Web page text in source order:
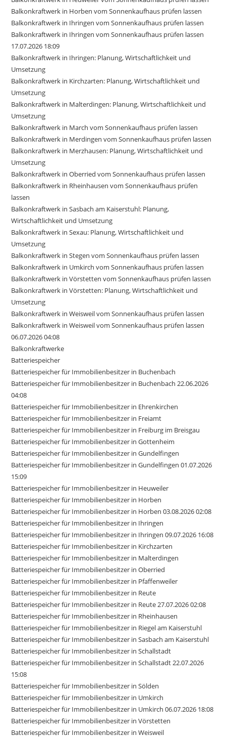
Balkonkraftwerk in Horben vom Sonnenkaufhaus prüfen lassen
Balkonkraftwerk in Ihringen vom Sonnenkaufhaus prüfen lassen
Balkonkraftwerk in Ihringen vom Sonnenkaufhaus prüfen lassen
17.07.2026 18:09
Balkonkraftwerk in Ihringen: Planung, Wirtschaftlichkeit und
Umsetzung
Balkonkraftwerk in Kirchzarten: Planung, Wirtschaftlichkeit und
Umsetzung
Balkonkraftwerk in Malterdingen: Planung, Wirtschaftlichkeit und
Umsetzung
Balkonkraftwerk in March vom Sonnenkaufhaus prüfen lassen
Balkonkraftwerk in Merdingen vom Sonnenkaufhaus prüfen lassen
Balkonkraftwerk in Merzhausen: Planung, Wirtschaftlichkeit und
Umsetzung
Balkonkraftwerk in Oberried vom Sonnenkaufhaus prüfen lassen
Balkonkraftwerk in Rheinhausen vom Sonnenkaufhaus prüfen
lassen
Balkonkraftwerk in Sasbach am Kaiserstuhl: Planung,
Wirtschaftlichkeit und Umsetzung
Balkonkraftwerk in Sexau: Planung, Wirtschaftlichkeit und
Umsetzung
Balkonkraftwerk in Stegen vom Sonnenkaufhaus prüfen lassen
Balkonkraftwerk in Umkirch vom Sonnenkaufhaus prüfen lassen
Balkonkraftwerk in Vörstetten vom Sonnenkaufhaus prüfen lassen
Balkonkraftwerk in Vörstetten: Planung, Wirtschaftlichkeit und
Umsetzung
Balkonkraftwerk in Weisweil vom Sonnenkaufhaus prüfen lassen
Balkonkraftwerk in Weisweil vom Sonnenkaufhaus prüfen lassen
06.07.2026 04:08
Balkonkraftwerke
Batteriespeicher
Batteriespeicher für Immobilienbesitzer in Buchenbach
Batteriespeicher für Immobilienbesitzer in Buchenbach 22.06.2026
04:08
Batteriespeicher für Immobilienbesitzer in Ehrenkirchen
Batteriespeicher für Immobilienbesitzer in Freiamt
Batteriespeicher für Immobilienbesitzer in Freiburg im Breisgau
Batteriespeicher für Immobilienbesitzer in Gottenheim
Batteriespeicher für Immobilienbesitzer in Gundelfingen
Batteriespeicher für Immobilienbesitzer in Gundelfingen 01.07.2026
15:09
Batteriespeicher für Immobilienbesitzer in Heuweiler
Batteriespeicher für Immobilienbesitzer in Horben
Batteriespeicher für Immobilienbesitzer in Horben 03.08.2026 02:08
Batteriespeicher für Immobilienbesitzer in Ihringen
Batteriespeicher für Immobilienbesitzer in Ihringen 09.07.2026 16:08
Batteriespeicher für Immobilienbesitzer in Kirchzarten
Batteriespeicher für Immobilienbesitzer in Malterdingen
Batteriespeicher für Immobilienbesitzer in Oberried
Batteriespeicher für Immobilienbesitzer in Pfaffenweiler
Batteriespeicher für Immobilienbesitzer in Reute
Batteriespeicher für Immobilienbesitzer in Reute 27.07.2026 02:08
Batteriespeicher für Immobilienbesitzer in Rheinhausen
Batteriespeicher für Immobilienbesitzer in Riegel am Kaiserstuhl
Batteriespeicher für Immobilienbesitzer in Sasbach am Kaiserstuhl
Batteriespeicher für Immobilienbesitzer in Schallstadt
Batteriespeicher für Immobilienbesitzer in Schallstadt 22.07.2026
15:08
Batteriespeicher für Immobilienbesitzer in Sölden
Batteriespeicher für Immobilienbesitzer in Umkirch
Batteriespeicher für Immobilienbesitzer in Umkirch 06.07.2026 18:08
Batteriespeicher für Immobilienbesitzer in Vörstetten
Batteriespeicher für Immobilienbesitzer in Weisweil